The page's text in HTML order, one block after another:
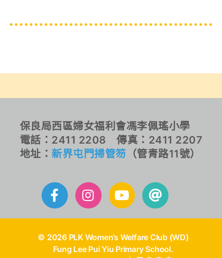
保良局西區婦女福利會馮李佩瑤小學
電話：2411 2208 傳真：2411 2207
地址： 新界屯門掃管笏 （管青路11號）
© 2026 PLK Women’s Welfare Club (WD)
Fung Lee Pui Yiu Primary School.